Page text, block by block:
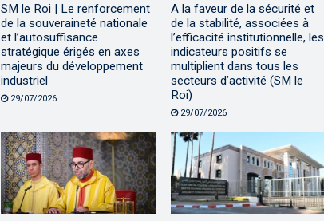
SM le Roi | Le renforcement
de la souveraineté nationale
et l’autosuffisance
stratégique érigés en axes
majeurs du développement
industriel
29/07/2026
A la faveur de la sécurité et
de la stabilité, associées à
l’efficacité institutionnelle, les
indicateurs positifs se
multiplient dans tous les
secteurs d’activité (SM le
Roi)
29/07/2026